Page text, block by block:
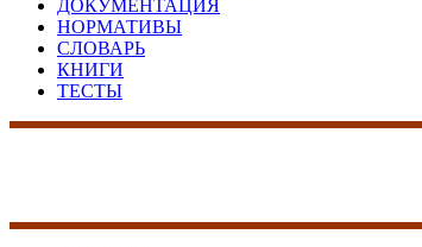
ДОКУМЕНТАЦИЯ
НОРМАТИВЫ
СЛОВАРЬ
КНИГИ
ТЕСТЫ